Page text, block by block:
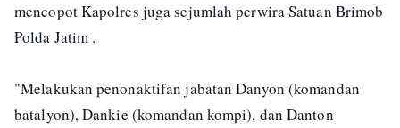
mencopot Kapolres juga sejumlah perwira Satuan Brimob
Polda Jatim .
"Melakukan penonaktifan jabatan Danyon (komandan
batalyon), Dankie (komandan kompi), dan Danton